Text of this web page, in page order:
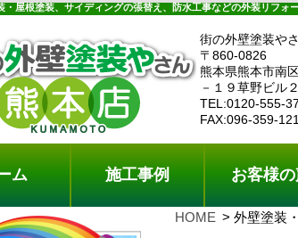
・屋根塗装、サイディングの張替え、防水工事などの外装リフォ
街の外壁塗装や
〒860-0826
熊本県熊本市南
－１９草野ビル
TEL:0120-555-
FAX:096-359-
ム 施工事例 お客様
HOME 外壁塗装